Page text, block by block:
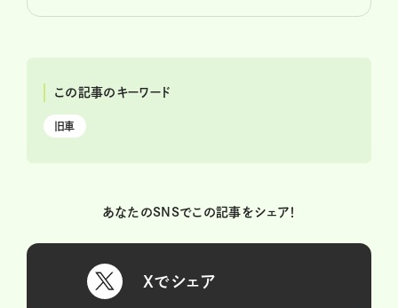
この記事のキーワード
旧車
あなたのSNSでこの記事をシェア！
Xでシェア